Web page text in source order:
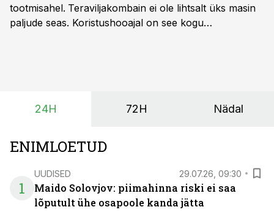
tootmisahel. Teraviljakombain ei ole lihtsalt üks masin
paljude seas. Koristushooajal on see kogu
24H 72H Nädal
ENIMLOETUD
1
UUDISED 29.07.26, 09:30
Maido Solovjov: piimahinna riski ei saa
lõputult ühe osapoole kanda jätta